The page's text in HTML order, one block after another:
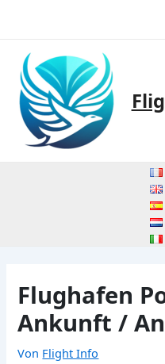
Flughafen
Ankunft /
Von Flight Info